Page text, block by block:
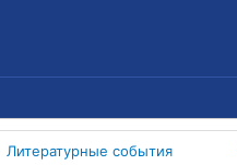
Литературные события